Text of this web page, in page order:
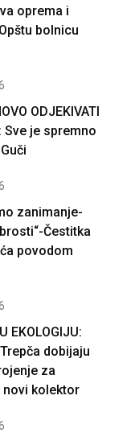
oprema i
bolnicu
ODJEKIVATI
Sve je spremno
zanimanje-
Čestitka
povodom
EKOLOGIJU:
dobijaju
za
novi kolektor